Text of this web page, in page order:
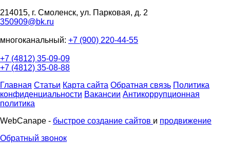
214015, г. Смоленск, ул. Парковая, д. 2
350909@bk.ru
многоканальный: +7 (900) 220-44-55
+7 (4812) 35-09-09
+7 (4812) 35-08-88
Главная Статьи Карта сайта Обратная связь Политика
конфиденциальности Вакансии Антикоррупционная
политика
WebCanape - быстрое создание сайтов и продвижение
Обратный звонок